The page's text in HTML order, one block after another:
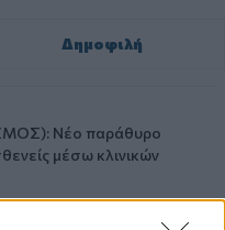
Δημοφιλή
Νέο παράθυρο
μέσω κλινικών